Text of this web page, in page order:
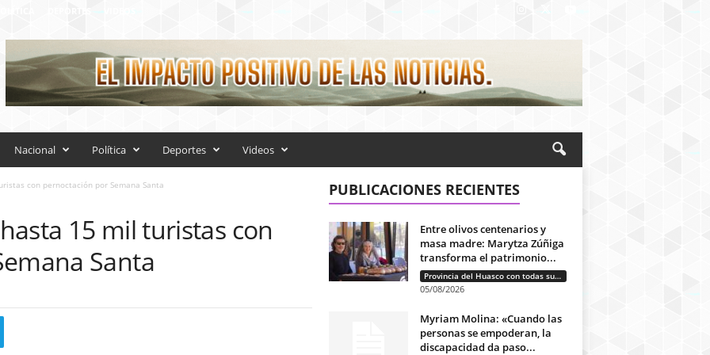
Nacional Política Deportes Videos
con pernoctación por Semana Santa
15 mil turistas con
Santa
PUBLICACIONES RECIENTES
Entre olivos centenarios y
masa madre: Marytza Zúñiga
transforma el patrimonio...
Provincia del Huasco con todas sus letras: Historias que unen cultura, diversidad e identidad
05/08/2026
Myriam Molina: «Cuando las
personas se empoderan, la
discapacidad da paso...